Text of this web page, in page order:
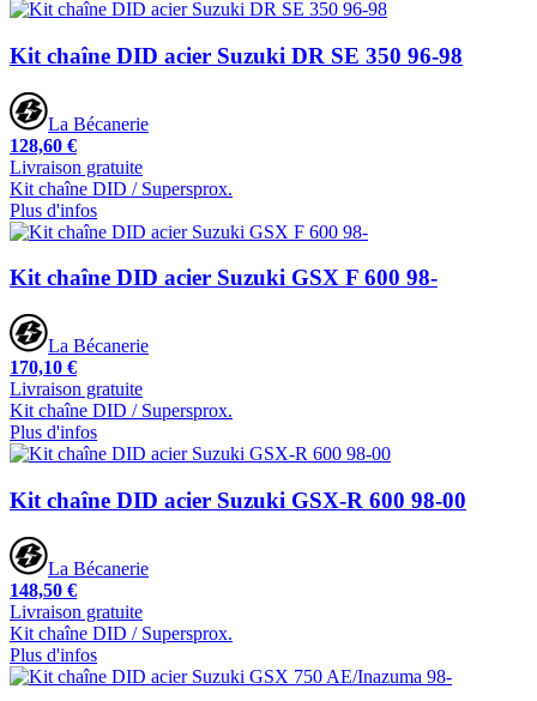
Kit chaîne DID acier Suzuki DR SE 350 96-98
La Bécanerie
128,60 €
Livraison gratuite
Kit chaîne DID / Supersprox.
Plus d'infos
Kit chaîne DID acier Suzuki GSX F 600 98-
La Bécanerie
170,10 €
Livraison gratuite
Kit chaîne DID / Supersprox.
Plus d'infos
Kit chaîne DID acier Suzuki GSX-R 600 98-00
La Bécanerie
148,50 €
Livraison gratuite
Kit chaîne DID / Supersprox.
Plus d'infos